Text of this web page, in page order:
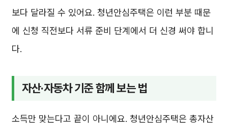
보다 달라질 수 있어요. 청년안심주택은 이런 부분 때문
에 신청 직전보다 서류 준비 단계에서 더 신경 써야 합니
다.
자산·자동차 기준 함께 보는 법
소득만 맞는다고 끝이 아니에요. 청년안심주택은 총자산